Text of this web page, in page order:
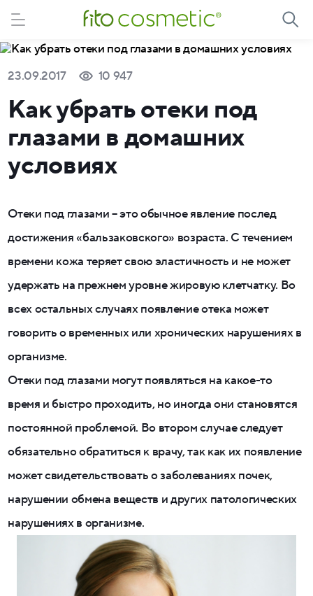
23.09.2017 10 947
Как убрать отеки под
глазами в домашних
условиях
Отеки под глазами – это обычное явление послед
достижения «бальзаковского» возраста. С течением
времени кожа теряет свою эластичность и не может
удержать на прежнем уровне жировую клетчатку. Во
всех остальных случаях появление отека может
говорить о временных или хронических нарушениях в
организме.
Отеки под глазами могут появляться на какое-то
время и быстро проходить, но иногда они становятся
постоянной проблемой. Во втором случае следует
обязательно обратиться к врачу, так как их появление
может свидетельствовать о заболеваниях почек,
нарушении обмена веществ и других патологических
нарушениях в организме.